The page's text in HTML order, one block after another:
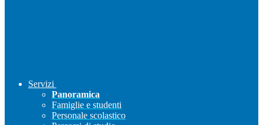
Servizi
Panoramica
Famiglie e studenti
Personale scolastico